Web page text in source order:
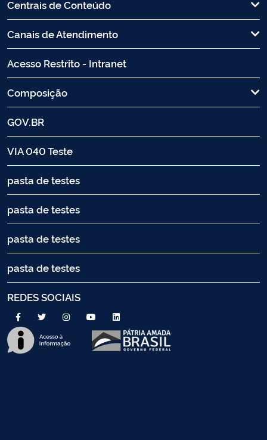
Centrais de Conteúdo
Canais de Atendimento
Acesso Restrito - Intranet
Composição
GOV.BR
VIA 040 Teste
pasta de testes
pasta de testes
pasta de testes
pasta de testes
REDES SOCIAIS